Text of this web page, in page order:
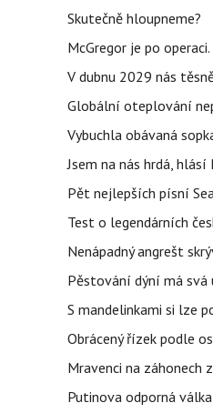
Skutečně hloupneme?
McGregor je po
V dubnu 2029 nás
Globální oteplování
Vybuchla obávaná
Jsem na nás hrdá,
Pět nejlepších písní
Test o legendárních
Nenápadný angrešt
Pěstování dýní má svá
S mandelinkami si lze
Obrácený řízek podle
Mravenci na záhonech
Putinova odporná